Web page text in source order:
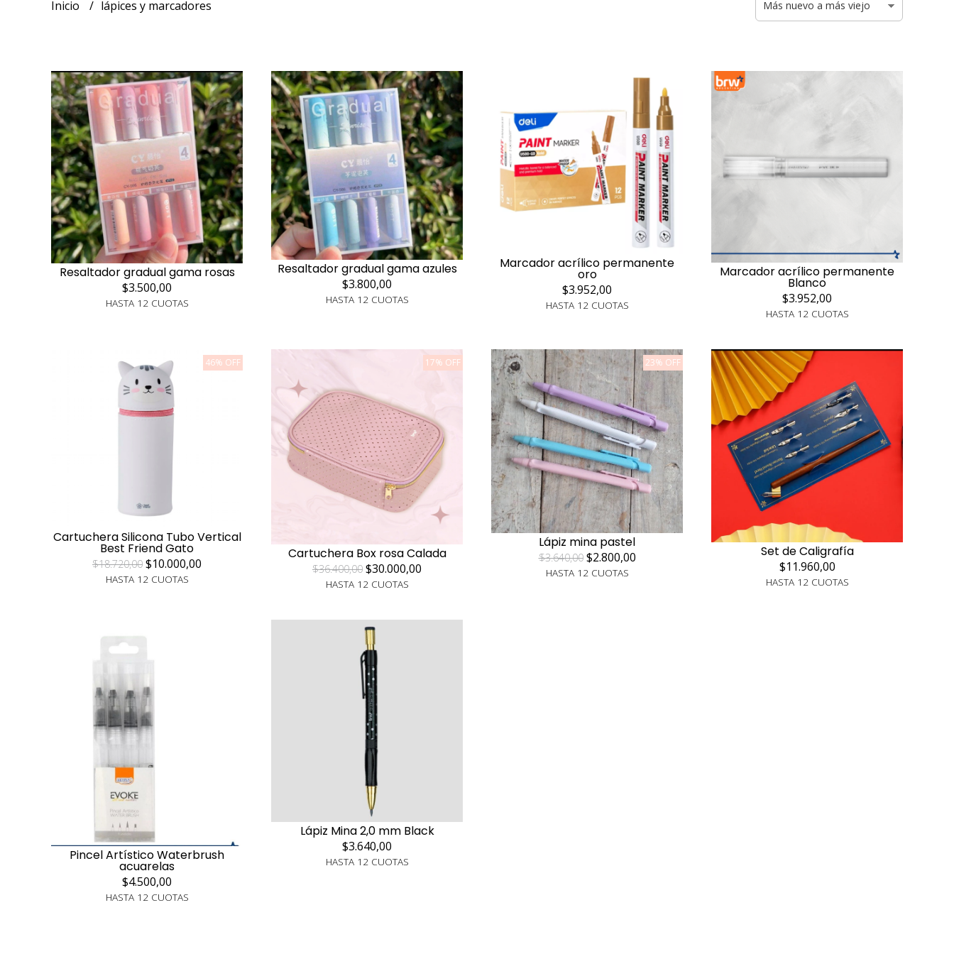
Inicio lápices y marcadores
Resaltador gradual gama rosas
$3.500,00
HASTA 12 CUOTAS
Resaltador gradual gama azules
$3.800,00
HASTA 12 CUOTAS
Marcador acrílico permanente
oro
$3.952,00
HASTA 12 CUOTAS
Marcador acrílico permanente
Blanco
$3.952,00
HASTA 12 CUOTAS
46% OFF
Cartuchera Silicona Tubo Vertical
Best Friend Gato
$18.720,00 $10.000,00
HASTA 12 CUOTAS
17% OFF
Cartuchera Box rosa Calada
$36.400,00 $30.000,00
HASTA 12 CUOTAS
23% OFF
Lápiz mina pastel
$3.640,00$2.800,00
HASTA 12 CUOTAS
Set de Caligrafía
$11.960,00
HASTA 12 CUOTAS
Pincel Artístico Waterbrush
acuarelas
$4.500,00
HASTA 12 CUOTAS
Lápiz Mina 2,0 mm Black
$3.640,00
HASTA 12 CUOTAS